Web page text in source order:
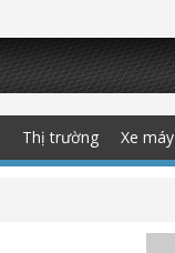
Thị trường Xe máy